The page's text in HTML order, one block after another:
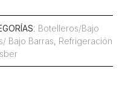
: Botelleros/Bajo
Bajo Barras, Refrigeración